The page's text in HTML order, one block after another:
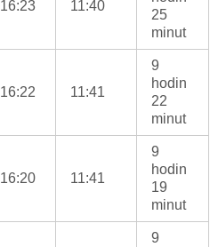
16:23 11:40
25
minut
16:22 11:41
9
hodin
22
minut
16:20 11:41
9
hodin
19
minut
9